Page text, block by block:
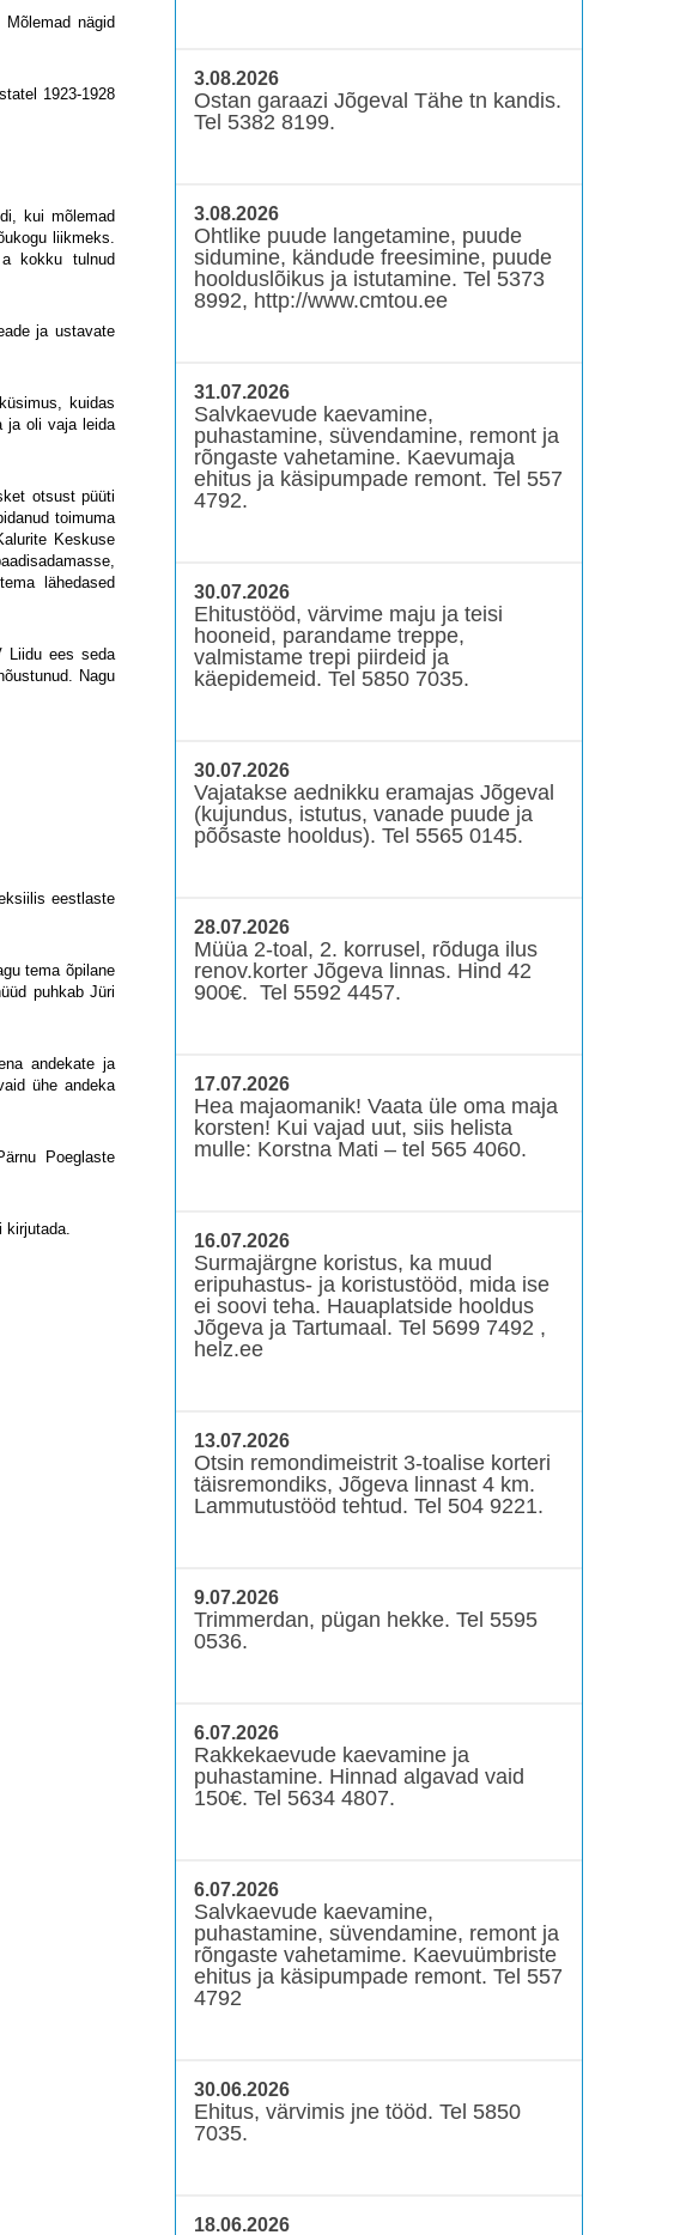
Mõlemad nägid
1923-1928
kui mõlemad
liikmeks.
kokku tulnud
ja ustavate
kuidas
ja oli vaja leida
otsust püüti
toimuma
Keskuse
lähedased
Liidu ees seda
Nagu
eestlaste
tema õpilane
puhkab Jüri
andekate ja
ühe andeka
Poeglaste
kirjutada.
3.08.2026
Ostan garaazi Jõgeval Tähe tn kandis.
Tel 5382 8199.
3.08.2026
Ohtlike puude langetamine, puude
sidumine, kändude freesimine, puude
hoolduslõikus ja istutamine. Tel 5373
8992, http://www.cmtou.ee
31.07.2026
Salvkaevude kaevamine,
puhastamine, süvendamine, remont ja
rõngaste vahetamine. Kaevumaja
ehitus ja käsipumpade remont. Tel 557
4792.
30.07.2026
Ehitustööd, värvime maju ja teisi
hooneid, parandame treppe,
valmistame trepi piirdeid ja
käepidemeid. Tel 5850 7035.
30.07.2026
Vajatakse aednikku eramajas Jõgeval
(kujundus, istutus, vanade puude ja
põõsaste hooldus). Tel 5565 0145.
28.07.2026
Müüa 2-toal, 2. korrusel, rõduga ilus
renov.korter Jõgeva linnas. Hind 42
900€. Tel 5592 4457.
17.07.2026
Hea majaomanik! Vaata üle oma maja
korsten! Kui vajad uut, siis helista
mulle: Korstna Mati – tel 565 4060.
16.07.2026
Surmajärgne koristus, ka muud
eripuhastus- ja koristustööd, mida ise
ei soovi teha. Hauaplatside hooldus
Jõgeva ja Tartumaal. Tel 5699 7492 ,
helz.ee
13.07.2026
Otsin remondimeistrit 3-toalise korteri
täisremondiks, Jõgeva linnast 4 km.
Lammutustööd tehtud. Tel 504 9221.
9.07.2026
Trimmerdan, pügan hekke. Tel 5595
0536.
6.07.2026
Rakkekaevude kaevamine ja
puhastamine. Hinnad algavad vaid
150€. Tel 5634 4807.
6.07.2026
Salvkaevude kaevamine,
puhastamine, süvendamine, remont ja
rõngaste vahetamime. Kaevuümbriste
ehitus ja käsipumpade remont. Tel 557
4792
30.06.2026
Ehitus, värvimis jne tööd. Tel 5850
7035.
18.06.2026